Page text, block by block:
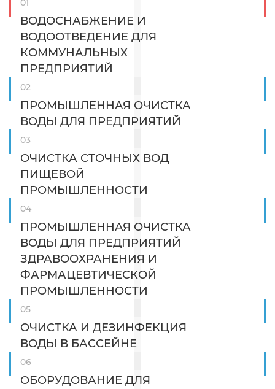
ВОДОСНАБЖЕНИЕ И
ВОДООТВЕДЕНИЕ ДЛЯ
КОММУНАЛЬНЫХ
ПРЕДПРИЯТИЙ
ПРОМЫШЛЕННАЯ ОЧИСТКА
ВОДЫ ДЛЯ ПРЕДПРИЯТИЙ
ОЧИСТКА СТОЧНЫХ ВОД
ПИЩЕВОЙ
ПРОМЫШЛЕННОСТИ
ПРОМЫШЛЕННАЯ ОЧИСТКА
ВОДЫ ДЛЯ ПРЕДПРИЯТИЙ
ЗДРАВООХРАНЕНИЯ И
ФАРМАЦЕВТИЧЕСКОЙ
ПРОМЫШЛЕННОСТИ
ОЧИСТКА И ДЕЗИНФЕКЦИЯ
ВОДЫ В БАССЕЙНЕ
ОБОРУДОВАНИЕ ДЛЯ